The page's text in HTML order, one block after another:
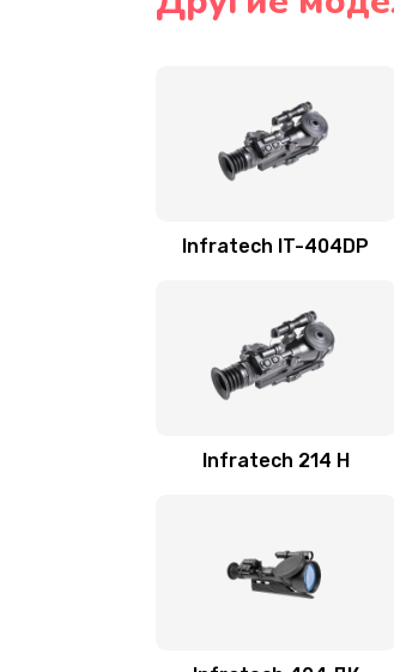
Infratech IT-404DP
Infratech 214 Н